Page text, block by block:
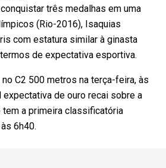
três medalhas em uma
(Rio-2016), Isaquias
com estatura similar à ginasta
de expectativa esportiva.
C2 500 metros na terça-feira, às
expectativa de ouro recai sobre a
tem a primeira classificatória
6h40.